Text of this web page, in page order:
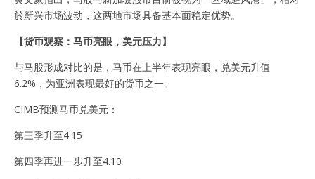
於新兴市场波动，这两地市场具备基本面稳定优势。
【货币观察：马币亮眼，美元压力】
与马股形成对比的是，马币在上半年表现亮眼，兑美元升值
6.2%，为亚洲表现最好的货币之一。
CIMB预测马币兑美元：
第三季升至4.15
第四季再进一步升至4.10